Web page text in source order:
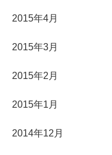
2015年4月
2015年3月
2015年2月
2015年1月
2014年12月